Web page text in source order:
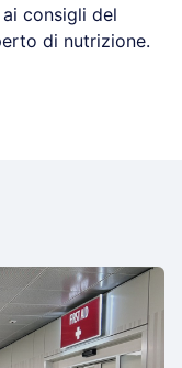
consigli del
di nutrizione.